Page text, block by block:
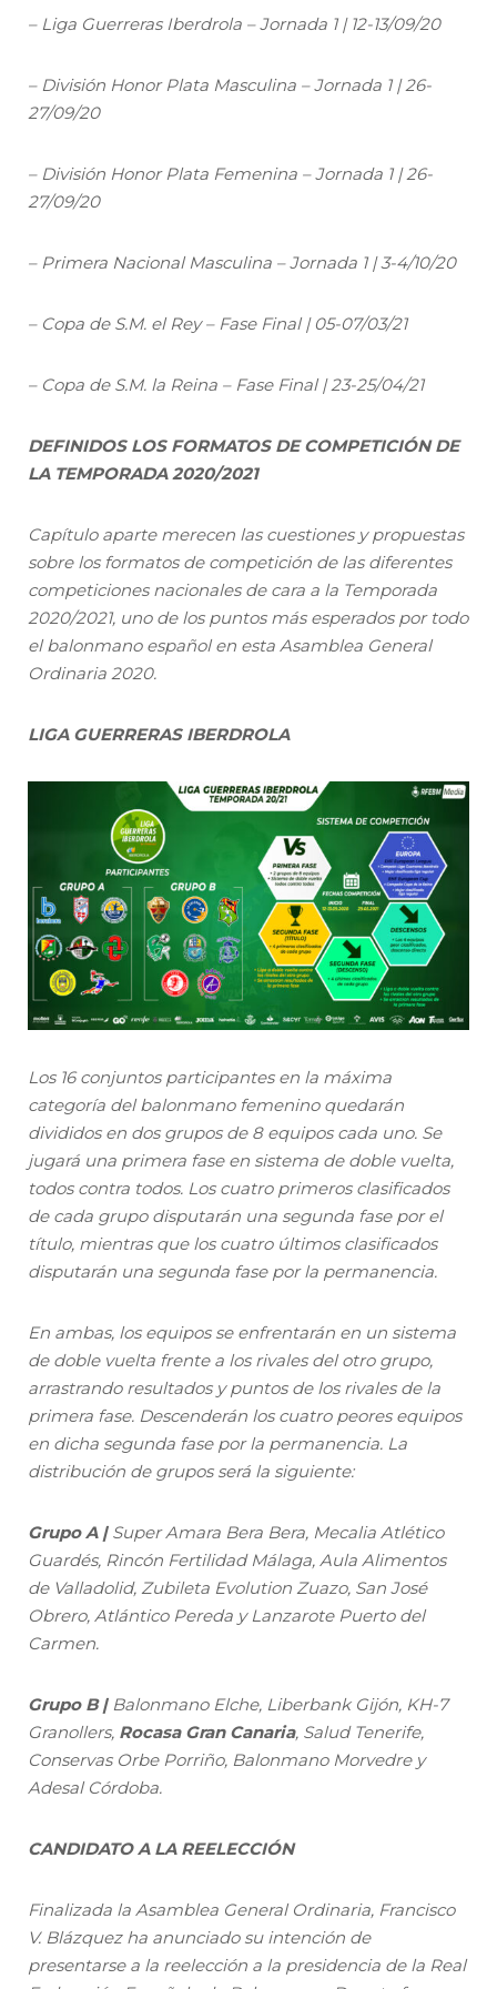
– Liga Guerreras Iberdrola – Jornada 1 | 12-13/09/20
– División Honor Plata Masculina – Jornada 1 | 26-
27/09/20
– División Honor Plata Femenina – Jornada 1 | 26-
27/09/20
– Primera Nacional Masculina – Jornada 1 | 3-4/10/20
– Copa de S.M. el Rey – Fase Final | 05-07/03/21
– Copa de S.M. la Reina – Fase Final | 23-25/04/21
DEFINIDOS LOS FORMATOS DE COMPETICIÓN DE
LA TEMPORADA 2020/2021
Capítulo aparte merecen las cuestiones y propuestas
sobre los formatos de competición de las diferentes
competiciones nacionales de cara a la Temporada
2020/2021, uno de los puntos más esperados por todo
el balonmano español en esta Asamblea General
Ordinaria 2020.
LIGA GUERRERAS IBERDROLA
Los 16 conjuntos participantes en la máxima
categoría del balonmano femenino quedarán
divididos en dos grupos de 8 equipos cada uno. Se
jugará una primera fase en sistema de doble vuelta,
todos contra todos. Los cuatro primeros clasificados
de cada grupo disputarán una segunda fase por el
título, mientras que los cuatro últimos clasificados
disputarán una segunda fase por la permanencia.
En ambas, los equipos se enfrentarán en un sistema
de doble vuelta frente a los rivales del otro grupo,
arrastrando resultados y puntos de los rivales de la
primera fase. Descenderán los cuatro peores equipos
en dicha segunda fase por la permanencia. La
distribución de grupos será la siguiente:
Grupo A |Super Amara Bera Bera, Mecalia Atlético
Guardés, Rincón Fertilidad Málaga, Aula Alimentos
de Valladolid, Zubileta Evolution Zuazo, San José
Obrero, Atlántico Pereda y Lanzarote Puerto del
Carmen.
Grupo B |Balonmano Elche, Liberbank Gijón, KH-7
Granollers, Rocasa Gran Canaria, Salud Tenerife,
Conservas Orbe Porriño, Balonmano Morvedre y
Adesal Córdoba.
CANDIDATO A LA REELECCIÓN
Finalizada la Asamblea General Ordinaria, Francisco
V. Blázquez ha anunciado su intención de
presentarse a la reelección a la presidencia de la Real